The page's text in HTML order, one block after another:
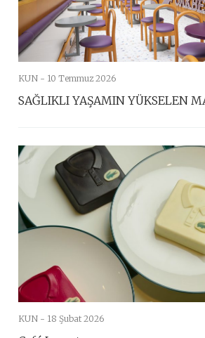
KUN - 10 Temmuz 2026
SAĞLIKLI YAŞAMIN YÜKSELEN
KUN - 18 Şubat 2026